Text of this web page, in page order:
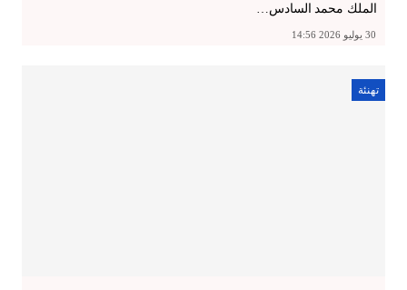
الملك محمد السادس…
30 يوليو 2026 14:56
تهنئة